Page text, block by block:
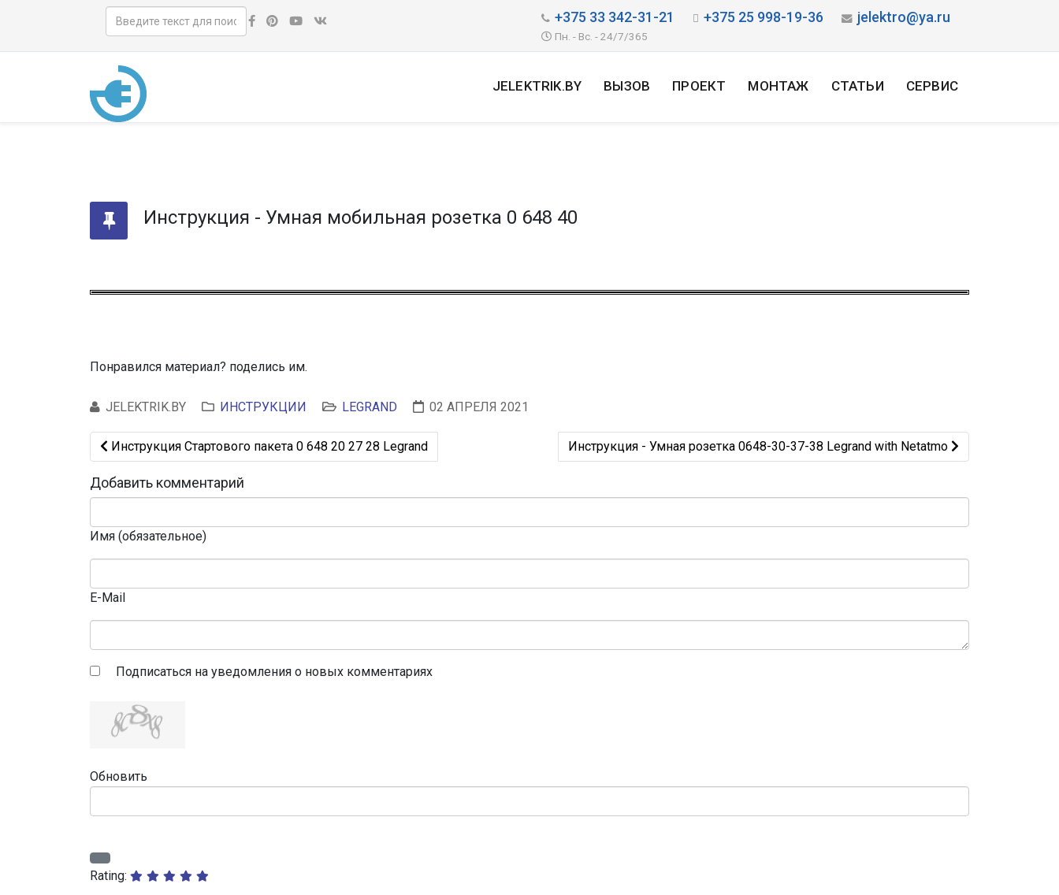
+375 33 342-31-21 +375 25 998-19-36 jelektro@ya.ru
Пн. - Вс. - 24/7/365
JELEKTRIK.BY ВЫЗОВ ПРОЕКТ МОНТАЖ СТАТЬИ СЕРВИС
Инструкция - Умная мобильная розетка 0 648 40
Понравился материал? поделись им.
JELEKTRIK.BY ИНСТРУКЦИИ LEGRAND 02 АПРЕЛЯ 2021
Предыдущий: Инструкция Стартового пакета 0 648 20 27 28 Legrand
Инструкция Стартового пакета 0 648 20 27 28 Legrand Следующий: Инструкция - Умная розетка 0648-30-37-38 Legrand with Netatmo
Инструкция - Умная розетка 0648-30-37-38 Legrand with Netatmo
Добавить комментарий
Имя (обязательное)
E-Mail
Подписаться на уведомления о новых комментариях
Обновить
Rating: